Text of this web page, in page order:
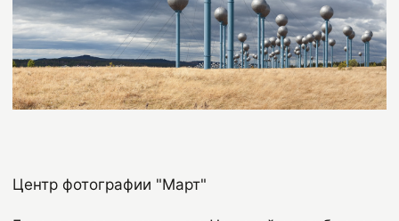
Центр фотографии "Март"